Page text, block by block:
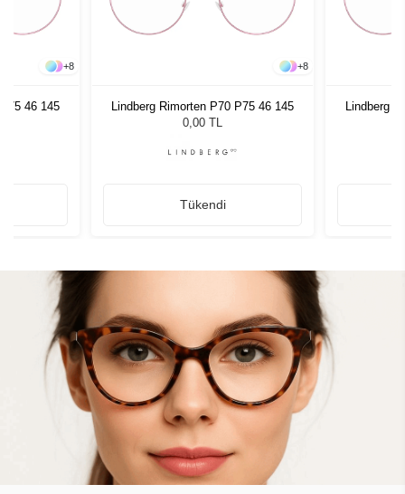
+8
46 145
+8
Lindberg Rimorten P70 P75 46 145
0,00 TL
Tükendi
Lindberg